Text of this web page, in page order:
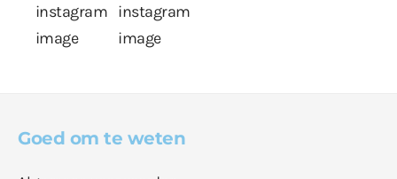
Goed om te weten